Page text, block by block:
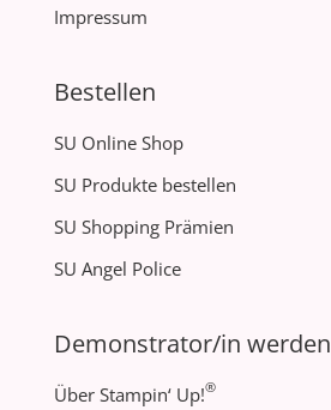
Impressum
Bestellen
SU Online Shop
SU Produkte bestellen
SU Shopping Prämien
SU Angel Police
Demonstrator/in werden
Über Stampin‘ Up!®